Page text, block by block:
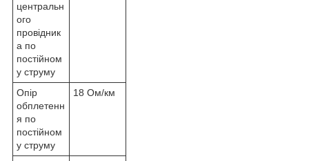
центральн
ого
провідник
а по
постійном
у струму
Опір
обплетенн
я по
постійном
у струму
18 Ом/км